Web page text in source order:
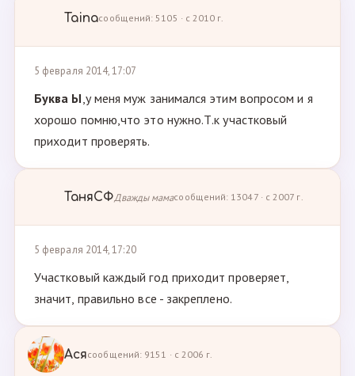
Tainaсообщений: 5105 · с 2010 г.
5 февраля 2014, 17:07
Буква Ы,у меня муж занимался этим вопросом и я
хорошо помню,что это нужно.Т.к участковый
приходит проверять.
ТаняСФДважды мамасообщений: 13047 · с 2007 г.
5 февраля 2014, 17:20
Участковый каждый год приходит проверяет,
значит, правильно все - закреплено.
Асясообщений: 9151 · с 2006 г.